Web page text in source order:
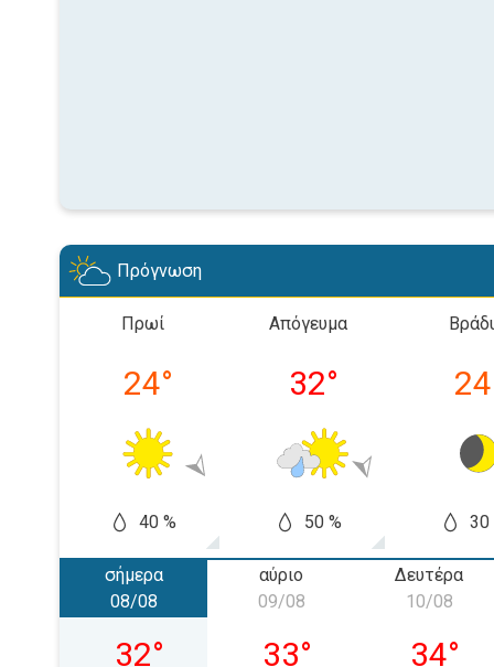
Πρόγνωση
Πρωί
24°
40 %
Απόγευμα
32°
50 %
24
30
σήμερα
Σάββατο 08/08
08/08
32°
αύριο
Κυριακή 09/08
09/08
33°
Δευτέρα
10/08
34°